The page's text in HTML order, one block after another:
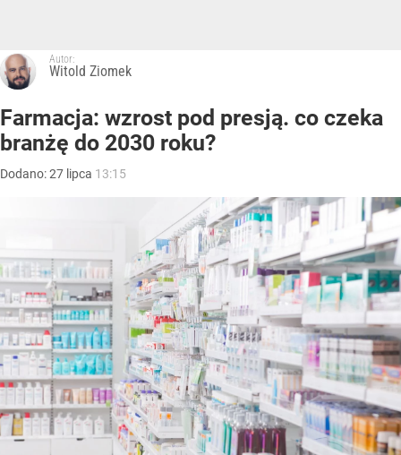
Autor:
Witold Ziomek
Farmacja: wzrost pod presją. co czeka
branżę do 2030 roku?
Dodano:27 lipca 13:15